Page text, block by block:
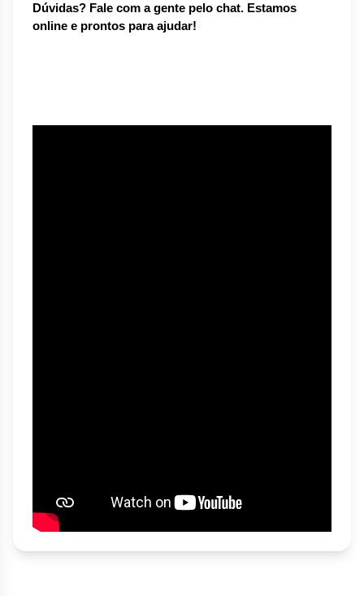
Dúvidas? Fale com a gente pelo chat. Estamos
online e prontos para ajudar!